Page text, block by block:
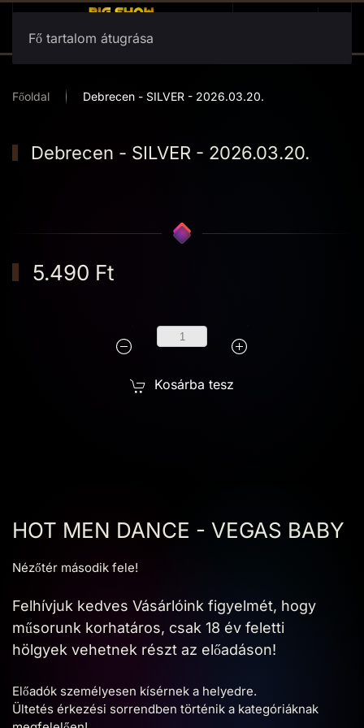
Fő tartalom átugrása
Főoldal Debrecen - SILVER - 2026.03.20.
Debrecen - SILVER - 2026.03.20.
5.490 Ft
Kosárba tesz
HOT MEN DANCE - VEGAS BABY
Nézőtér második fele!
Felhívjuk kedves Vásárlóink figyelmét, hogy
műsorunk korhatáros, csak 18 év feletti
hölgyek vehetnek részt az előadáson!
Előadók személyesen kísérnek a helyedre.
Ültetés érkezési sorrendben történik a kategóriáknak